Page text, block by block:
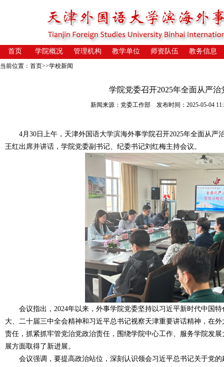
首页 学院概况 管理机构 教学单位 师资队伍 教务信息
当前位置： 首页>>学校新闻
学院党委召开2025年全面从严治
新闻来源：党委工作部 发布时间：2025-05-04
4月30日上午，天津外国语大学滨海外事学院召开2025年全面从严
王红出席并讲话，学院党委副书记、纪委书记刘红梅主持会议。
会议指出，2024年以来，外事学院党委坚持以习近平新时代中国特
大、二十届三中全会精神和习近平总书记视察天津重要讲话精神，在
责任，抓紧抓牢管党治党政治责任，围绕学院中心工作、服务学院发
展方面取得了新进展。
会议强调，要提高政治站位，深刻认识领会习近平总书记关于党的